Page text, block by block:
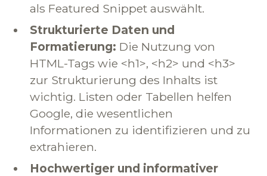
als Featured Snippet auswählt.
Strukturierte Daten und
Formatierung: Die Nutzung von
HTML-Tags wie <h1>, <h2> und <h3>
zur Strukturierung des Inhalts ist
wichtig. Listen oder Tabellen helfen
Google, die wesentlichen
Informationen zu identifizieren und zu
extrahieren.
Hochwertiger und informativer